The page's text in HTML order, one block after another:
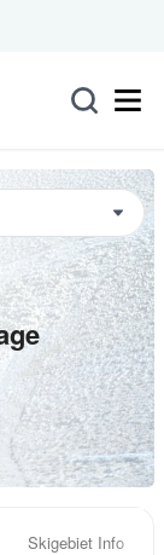
Skigebiet Info